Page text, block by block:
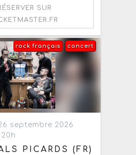
SUR
concert
rock français
septembre 2026
PICARDS (FR)